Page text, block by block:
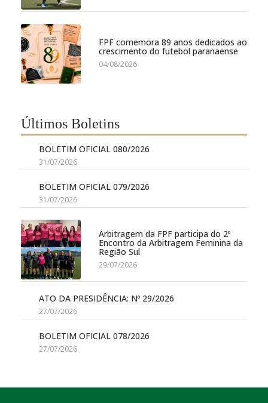
FPF comemora 89 anos dedicados ao
crescimento do futebol paranaense
04/08/2026
Últimos Boletins
BOLETIM OFICIAL 080/2026
31/07/2026
BOLETIM OFICIAL 079/2026
31/07/2026
Arbitragem da FPF participa do 2º
Encontro da Arbitragem Feminina da
Região Sul
29/07/2026
ATO DA PRESIDÊNCIA: Nº 29/2026
27/07/2026
BOLETIM OFICIAL 078/2026
27/07/2026